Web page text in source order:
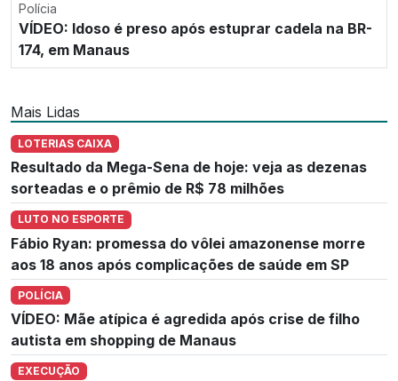
Polícia
VÍDEO: Idoso é preso após estuprar cadela na BR-
174, em Manaus
Mais Lidas
LOTERIAS CAIXA
Resultado da Mega-Sena de hoje: veja as dezenas
sorteadas e o prêmio de R$ 78 milhões
LUTO NO ESPORTE
Fábio Ryan: promessa do vôlei amazonense morre
aos 18 anos após complicações de saúde em SP
POLÍCIA
VÍDEO: Mãe atípica é agredida após crise de filho
autista em shopping de Manaus
EXECUÇÃO